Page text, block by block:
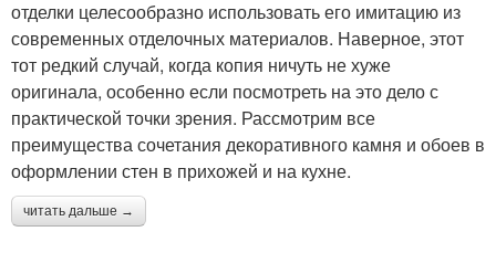
отделки целесообразно использовать его имитацию из
современных отделочных материалов. Наверное, этот
тот редкий случай, когда копия ничуть не хуже
оригинала, особенно если посмотреть на это дело с
практической точки зрения. Рассмотрим все
преимущества сочетания декоративного камня и обоев в
оформлении стен в прихожей и на кухне.
читать дальше →